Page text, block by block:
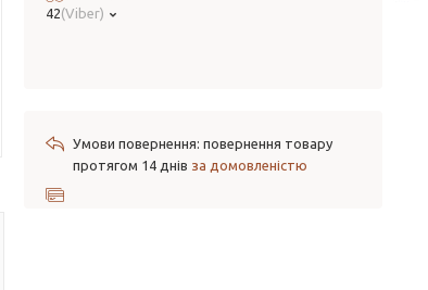
42 Viber
повернення товару
протягом 14 днів за домовленістю